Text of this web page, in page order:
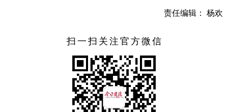
药业有限公司，王新锋与企业负责人深入
牢安全生产防线。同时勉励企业坚定发展信心，不断拓宽发
展思路，推动企业发展再上新台阶。他还要求相关职能部门
时刻关心企业的困难与诉求，助力企业理清发展思路，做好
服务企业的“大文章”。
责任编辑： 杨欢
扫一扫关注官方微信